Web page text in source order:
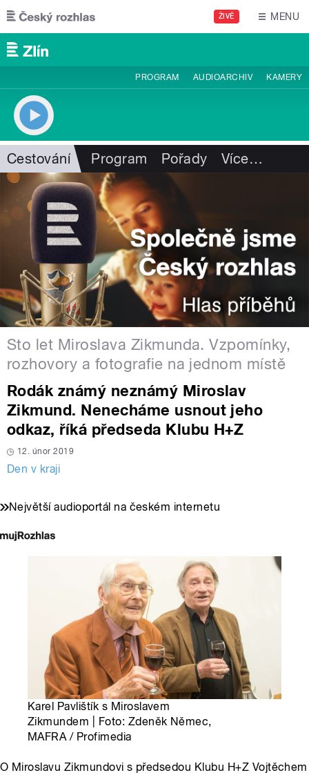
Přejít k hlavnímu obsahu
ŽIVĚ MENU
PROGRAM AUDIOARCHIV KAMERY
Cestování Program Pořady Více…
Sto let Miroslava Zikmunda. Vzpomínky,
rozhovory a fotografie na jednom místě
Rodák známý neznámý Miroslav
Zikmund. Nenecháme usnout jeho
odkaz, říká předseda Klubu H+Z
12. únor 2019
Den v kraji
Největší audioportál na českém internetu
Karel Pavlištík s Miroslavem
Zikmundem | Foto: Zdeněk Němec,
MAFRA / Profimedia
O Miroslavu Zikmundovi s předsedou Klubu H+Z Vojtěchem